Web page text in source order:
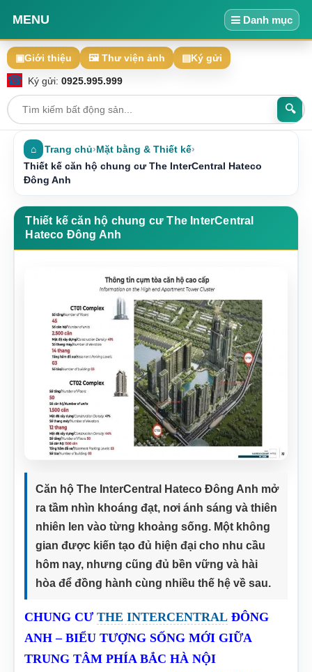
MENU Danh mục
▣Giới thiệu 🖼 Thư viện ảnh ▤Ký gửi
☎ Ký gửi: 0925.995.999
🔍
⌂ Trang chủ›Mặt bằng & Thiết kế›
Thiết kế căn hộ chung cư The InterCentral Hateco
Đông Anh
Thiết kế căn hộ chung cư The InterCentral
Hateco Đông Anh
Căn hộ The InterCentral Hateco Đông Anh mở
ra tầm nhìn khoáng đạt, nơi ánh sáng và thiên
nhiên len vào từng khoảng sống. Một không
gian được kiến tạo đủ hiện đại cho nhu cầu
hôm nay, nhưng cũng đủ bền vững và hài
hòa để đồng hành cùng nhiều thế hệ về sau.
CHUNG CƯTHE INTERCENTRAL ĐÔNG
ANH – BIỂU TƯỢNG SỐNG MỚI GIỮA
TRUNG TÂM PHÍA BẮC HÀ NỘI